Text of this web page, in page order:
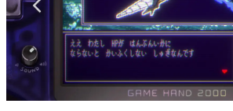
アプリレビュー
その他
電ファミニコゲーマーとは？